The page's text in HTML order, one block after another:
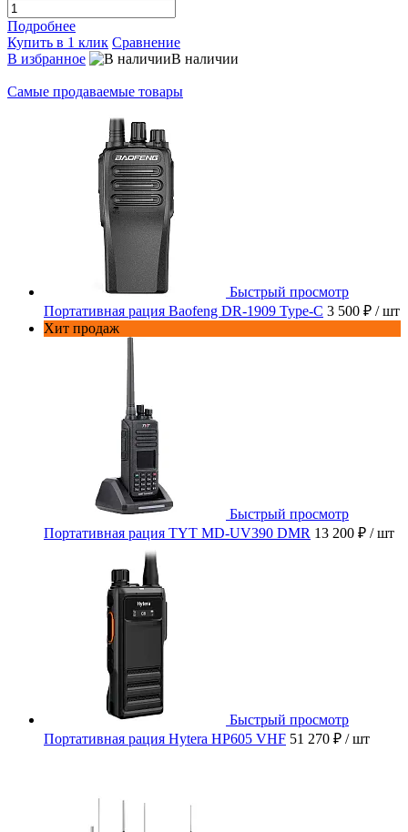
Подробнее
Купить в 1 клик Сравнение
В избранное
В наличии
Самые продаваемые товары
Быстрый просмотр
Портативная рация Baofeng DR-1909 Type-C 3 500 ₽ / шт
Хит продаж
Быстрый просмотр
Портативная рация TYT MD-UV390 DMR 13 200 ₽ / шт
Быстрый просмотр
Портативная рация Hytera HP605 VHF 51 270 ₽ / шт